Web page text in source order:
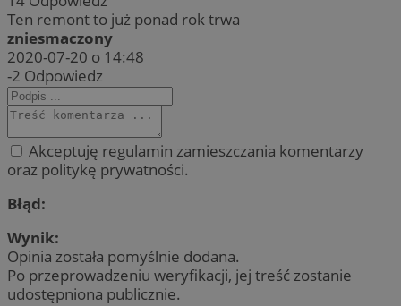
Ten remont to już ponad rok trwa
zniesmaczony
2020-07-20 o 14:48
-2 Odpowiedz
Akceptuję regulamin zamieszczania komentarzy
oraz politykę prywatności.
Błąd:
Wynik:
Opinia została pomyślnie dodana.
Po przeprowadzeniu weryfikacji, jej treść zostanie
udostępniona publicznie.